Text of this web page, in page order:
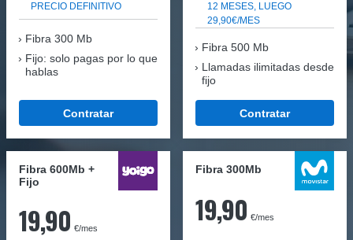
PRECIO DEFINITIVO
Fibra 300 Mb
Fijo: solo pagas por lo que
hablas
Contratar
12 MESES, LUEGO
29,90€/MES
Fibra 500 Mb
Llamadas ilimitadas desde
fijo
Contratar
Fibra 600Mb +
Fijo
19,90 €/mes
Fibra 300Mb
19,90 €/mes